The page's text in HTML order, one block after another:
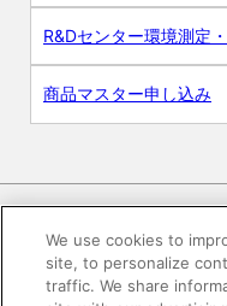
R&Dセンター環境測定
商品マスター申し込み
電子公告
We use cookies to
site, to personalize
traffic. We share